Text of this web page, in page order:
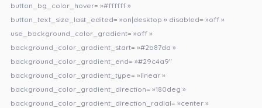
button_bg_color_hover= »#ffffff »
button_text_size_last_edited= »on|desktop » disabled= »off »
use_background_color_gradient= »off »
background_color_gradient_start= »#2b87da »
background_color_gradient_end= »#29c4a9″
background_color_gradient_type= »linear »
background_color_gradient_direction= »180deg »
background_color_gradient_direction_radial= »center »